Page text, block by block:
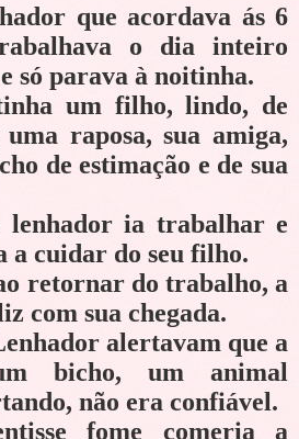
que acordava ás 6
o dia inteiro
só parava à noitinha.
um filho, lindo, de
uma raposa, sua amiga,
de estimação e de sua
lenhador ia trabalhar e
a cuidar do seu filho.
retornar do trabalho, a
com sua chegada.
alertavam que a
bicho, um animal
não era confiável.
fome comeria a